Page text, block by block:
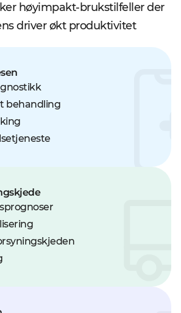
høyimpakt-brukstilfeller der
driver økt produktivitet
behandling